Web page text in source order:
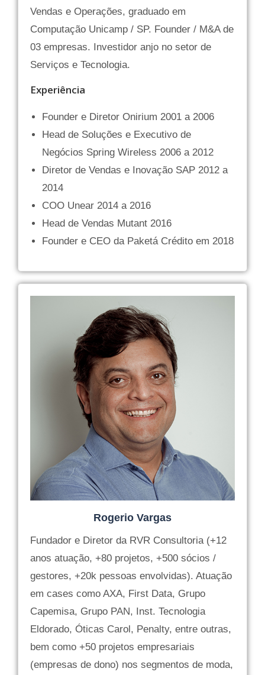
Vendas e Operações, graduado em
Computação Unicamp / SP. Founder / M&A de
03 empresas. Investidor anjo no setor de
Serviços e Tecnologia.
Experiência
Founder e Diretor Onirium 2001 a 2006
Head de Soluções e Executivo de
Negócios Spring Wireless 2006 a 2012
Diretor de Vendas e Inovação SAP 2012 a
2014
COO Unear 2014 a 2016
Head de Vendas Mutant 2016
Founder e CEO da Paketá Crédito em 2018
Rogerio Vargas
Fundador e Diretor da RVR Consultoria (+12
anos atuação, +80 projetos, +500 sócios /
gestores, +20k pessoas envolvidas). Atuação
em cases como AXA, First Data, Grupo
Capemisa, Grupo PAN, Inst. Tecnologia
Eldorado, Óticas Carol, Penalty, entre outras,
bem como +50 projetos empresariais
(empresas de dono) nos segmentos de moda,